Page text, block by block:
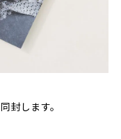
封します。